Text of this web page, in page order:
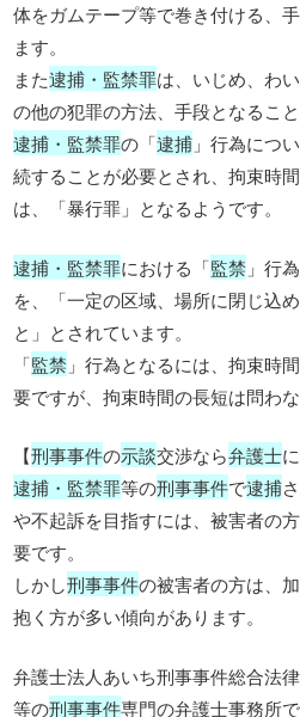
体をガムテープ等で巻き付ける、
ます。
また逮捕・監禁罪は、いじめ、わ
の他の犯罪の方法、手段となるこ
逮捕・監禁罪の「逮捕 」行為につ
続することが必要とされ、拘束時
は、「暴行罪」となるようです。
逮捕・監禁罪における「監禁 」行
を、「一定の区域、場所に閉じ込
と」とされています。
「監禁 」行為となるには、拘束時
要ですが、拘束時間の長短は問わな
【刑事事件の示談交渉なら弁護士
逮捕・監禁罪等の刑事事件で逮捕
や不起訴を目指すには、被害者の
要です。
しかし刑事事件の被害者の方は、
抱く方が多い傾向があります。
弁護士法人あいち刑事事件総合法
等の刑事事件専門の弁護士事務所